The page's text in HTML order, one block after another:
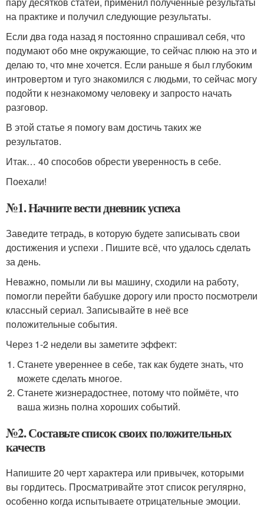
на практике и получил следующие результаты.
Если два года назад я постоянно спрашивал себя, что
подумают обо мне окружающие, то сейчас плюю на это и
делаю то, что мне хочется. Если раньше я был глубоким
интровертом и туго знакомился с людьми, то сейчас могу
подойти к незнакомому человеку и запросто начать
разговор.
В этой статье я помогу вам достичь таких же
результатов.
Итак… 40 способов обрести уверенность в себе.
Поехали!
№1. Начните вести дневник успеха
Заведите тетрадь, в которую будете записывать свои
достижения и успехи . Пишите всё, что удалось сделать
за день.
Неважно, помыли ли вы машину, сходили на работу,
помогли перейти бабушке дорогу или просто посмотрели
классный сериал. Записывайте в неё все
положительные события.
Через 1-2 недели вы заметите эффект:
Станете увереннее в себе, так как будете знать, что
можете сделать многое.
Станете жизнерадостнее, потому что поймёте, что
ваша жизнь полна хороших событий.
№2. Составьте список своих положительных
качеств
Напишите 20 черт характера или привычек, которыми
вы гордитесь. Просматривайте этот список регулярно,
особенно когда испытываете отрицательные эмоции.